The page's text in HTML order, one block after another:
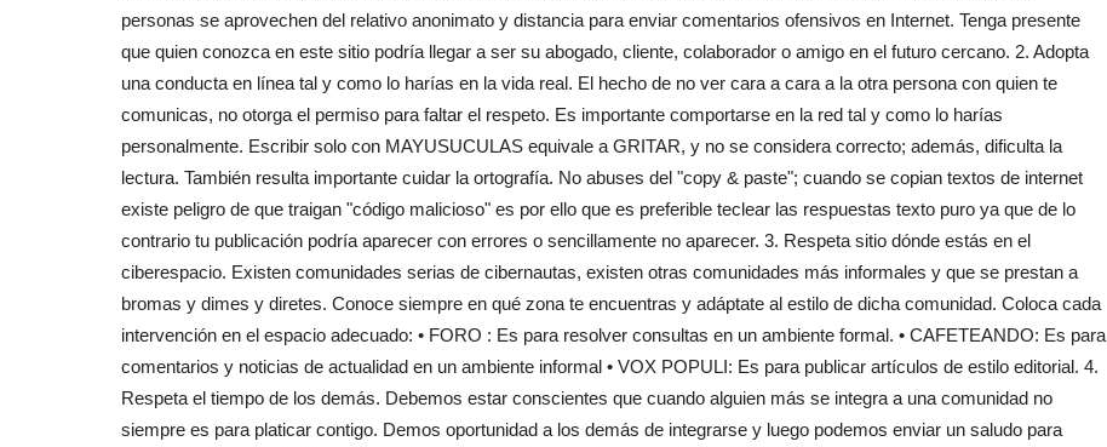
personas se aprovechen del relativo anonimato y distancia para enviar comentarios ofensivos en Internet. Tenga presente
que quien conozca en este sitio podría llegar a ser su abogado, cliente, colaborador o amigo en el futuro cercano. 2. Adopta
una conducta en línea tal y como lo harías en la vida real. El hecho de no ver cara a cara a la otra persona con quien te
comunicas, no otorga el permiso para faltar el respeto. Es importante comportarse en la red tal y como lo harías
personalmente. Escribir solo con MAYUSUCULAS equivale a GRITAR, y no se considera correcto; además, dificulta la
lectura. También resulta importante cuidar la ortografía. No abuses del "copy & paste"; cuando se copian textos de internet
existe peligro de que traigan "código malicioso" es por ello que es preferible teclear las respuestas texto puro ya que de lo
contrario tu publicación podría aparecer con errores o sencillamente no aparecer. 3. Respeta sitio dónde estás en el
ciberespacio. Existen comunidades serias de cibernautas, existen otras comunidades más informales y que se prestan a
bromas y dimes y diretes. Conoce siempre en qué zona te encuentras y adáptate al estilo de dicha comunidad. Coloca cada
intervención en el espacio adecuado: • FORO : Es para resolver consultas en un ambiente formal. • CAFETEANDO: Es para
comentarios y noticias de actualidad en un ambiente informal • VOX POPULI: Es para publicar artículos de estilo editorial. 4.
Respeta el tiempo de los demás. Debemos estar conscientes que cuando alguien más se integra a una comunidad no
siempre es para platicar contigo. Demos oportunidad a los demás de integrarse y luego podemos enviar un saludo para